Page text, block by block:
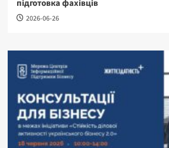
підготовка фахівців
2026-06-26